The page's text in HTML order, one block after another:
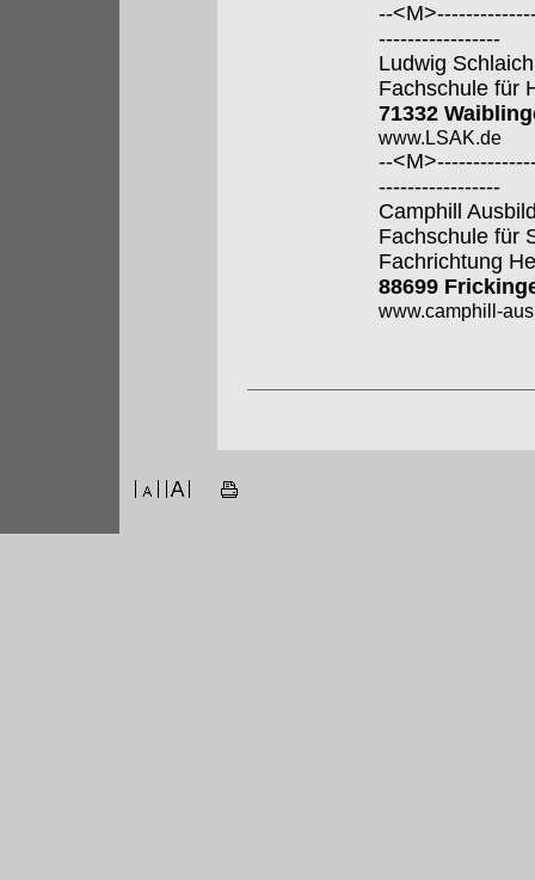
--
-----------------
Ludwig
Fachschule für
71332
www.LSAK.de
--
-----------------
Camphill
Fachschule für
Fachrichtung
88699
www.camphill-